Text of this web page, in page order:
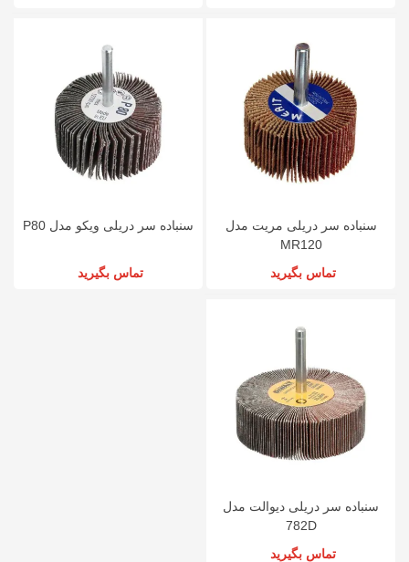
سنباده سر دریلی مریت مدل
MR120
تماس بگیرید
سنباده سر دریلی ویکو مدل P80
تماس بگیرید
سنباده سر دریلی دیوالت مدل
782D
تماس بگیرید